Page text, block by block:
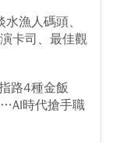
漁人碼頭、
卡司、最佳觀
路4種金飯
時代搶手職